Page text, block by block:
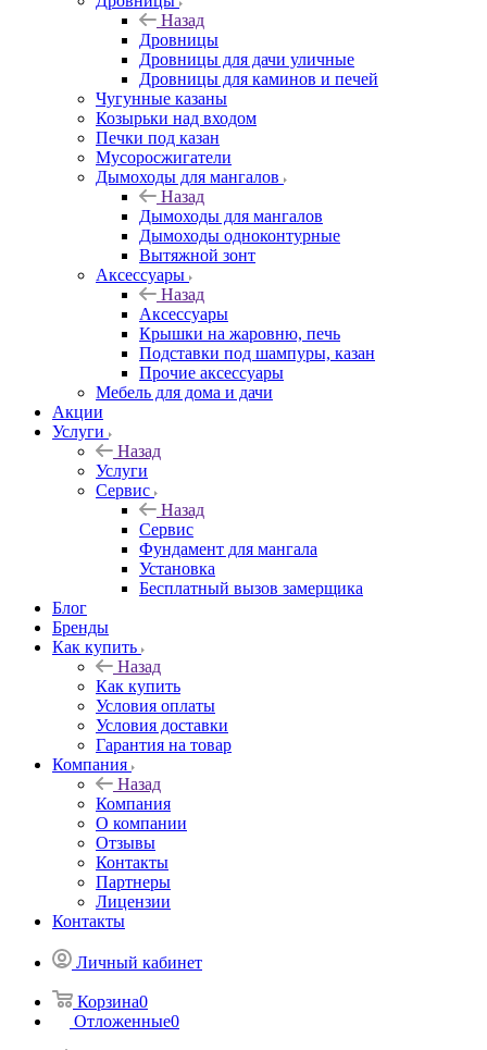
Назад
Дровницы
Дровницы для дачи уличные
Дровницы для каминов и печей
Чугунные казаны
Козырьки над входом
Печки под казан
Мусоросжигатели
Дымоходы для мангалов
Назад
Дымоходы для мангалов
Дымоходы одноконтурные
Вытяжной зонт
Аксессуары
Назад
Аксессуары
Крышки на жаровню, печь
Подставки под шампуры, казан
Прочие аксессуары
Мебель для дома и дачи
Акции
Услуги
Назад
Услуги
Сервис
Назад
Сервис
Фундамент для мангала
Установка
Бесплатный вызов замерщика
Блог
Бренды
Как купить
Назад
Как купить
Условия оплаты
Условия доставки
Гарантия на товар
Компания
Назад
Компания
О компании
Отзывы
Контакты
Партнеры
Лицензии
Контакты
Личный кабинет
Корзина0
Отложенные0